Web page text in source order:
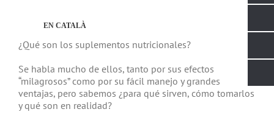
ImageEN CATALÀ
¿Qué son los suplementos nutricionales?
Se habla mucho de ellos, tanto por sus efectos
“milagrosos” como por su fácil manejo y grandes
ventajas, pero sabemos ¿para qué sirven, cómo tomarlos
y qué son en realidad?